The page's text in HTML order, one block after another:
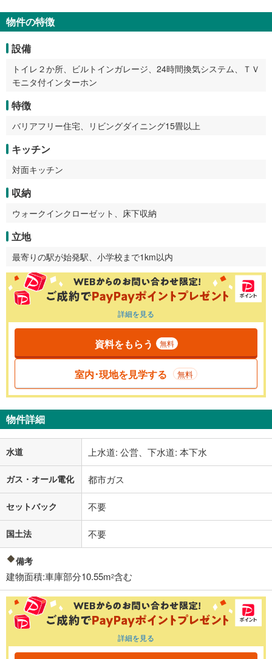
物件の特徴
設備
トイレ２か所、ビルトインガレージ、24時間換気システム、ＴＶ
モニタ付インターホン
特徴
バリアフリー住宅、リビングダイニング15畳以上
キッチン
対面キッチン
収納
ウォークインクローゼット、床下収納
立地
最寄りの駅が始発駅、小学校まで1km以内
詳細を見る
資料をもらう 無料
室内･現地を見学する 無料
物件詳細
水道 上水道: 公営、下水道: 本下水
ガス・オール電化 都市ガス
セットバック 不要
国土法 不要
備考
建物面積:車庫部分10.55m2含む
詳細を見る